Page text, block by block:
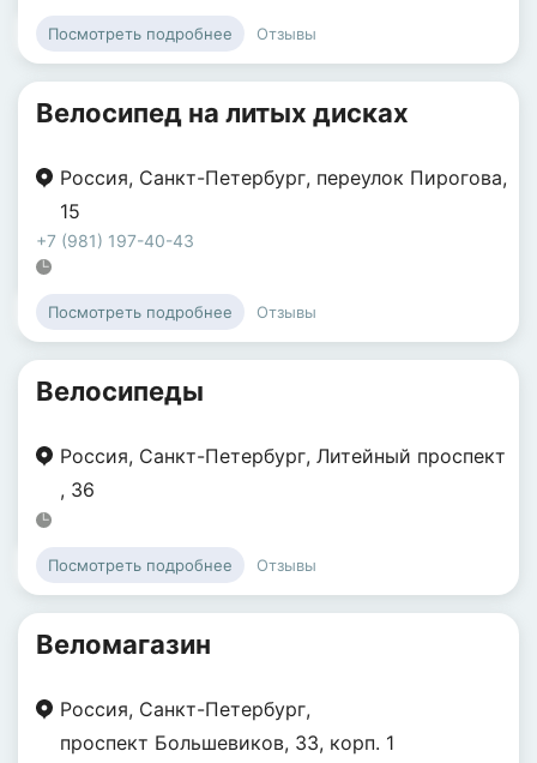
Посмотреть подробнее Отзывы
Велосипед на литых дисках
Россия, Санкт-Петербург, переулок Пирогова,
15
+7 (981) 197-40-43
Посмотреть подробнее Отзывы
Велосипеды
Россия, Санкт-Петербург, Литейный проспект
, 36
Посмотреть подробнее Отзывы
Веломагазин
Россия, Санкт-Петербург,
проспект Большевиков, 33, корп. 1